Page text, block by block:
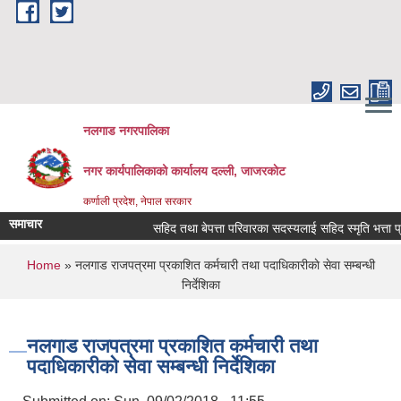
Skip to main content
नलगाड नगरपालिका
नगर कार्यपालिकाको कार्यालय दल्ली, जाजरकाेट
कर्णाली प्रदेश, नेपाल सरकार
समाचार सहिद तथा बेपत्ता परिवारका सदस्यलाई सहिद स्मृति भत्ता
You are here
Home» नलगाड राजपत्रमा प्रकाशित कर्मचारी तथा पदाधिकारीकाे सेवा सम्बन्धी
निर्देशिका
नलगाड राजपत्रमा प्रकाशित कर्मचारी तथा
पदाधिकारीकाे सेवा सम्बन्धी निर्देशिका